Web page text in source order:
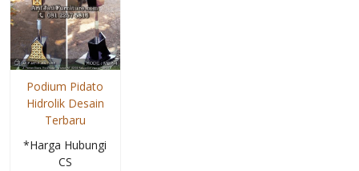
Podium Pidato
Hidrolik Desain
Terbaru
*Harga Hubungi
CS